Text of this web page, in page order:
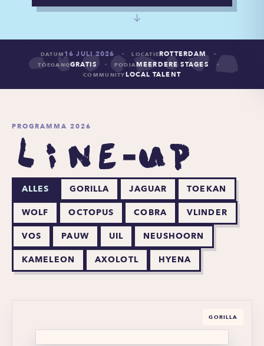
↓
DATUM 16 JULI 2026 · LOCATIEROTTERDAM ·
TOEGANGGRATIS · PODIAMEERDERE STAGES ·
COMMUNITYLOCAL TALENT
PROGRAMMA 2026
line-up
ALLES GORILLA JAGUAR TOEKAN
WOLF OCTOPUS COBRA VLINDER
VOS PAUW UIL NEUSHOORN
KAMELEON AXOLOTL HYENA
GORILLA